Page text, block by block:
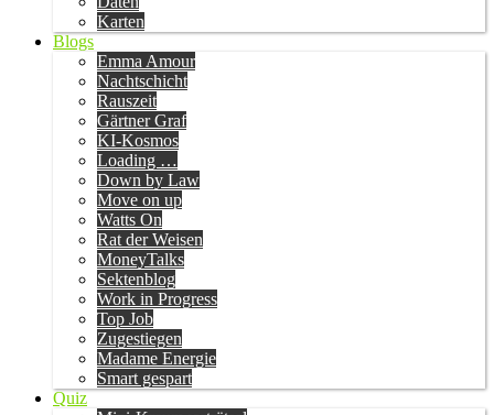
Karten
Blogs
Emma Amour
Nachtschicht
Rauszeit
Gärtner Graf
KI-Kosmos
Loading …
Down by Law
Move on up
Watts On
Rat der Weisen
MoneyTalks
Sektenblog
Work in Progress
Top Job
Zugestiegen
Madame Energie
Smart gespart
Quiz